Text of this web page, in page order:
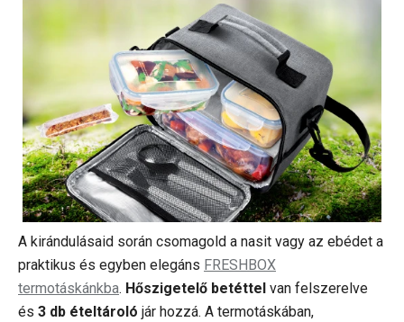
A kirándulásaid során csomagold a nasit vagy az ebédet a
praktikus és egyben elegáns FRESHBOX
termotáskánkba. Hőszigetelő betéttel van felszerelve
és 3 db ételtároló jár hozzá. A termotáskában,